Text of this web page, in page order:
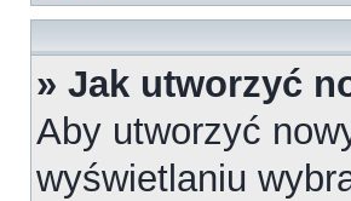
» Jak utworzyć
Aby utworzyć
wyświetlaniu